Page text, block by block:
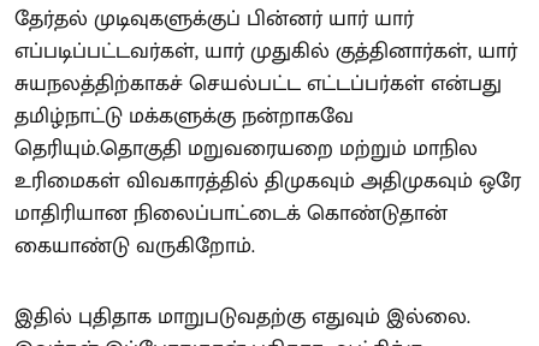
தேர்தல் முடிவுகளுக்குப் பின்னர் யார் யார்
எப்படிப்பட்டவர்கள், யார் முதுகில் குத்தினார்கள், யார்
சுயநலத்திற்காகச் செயல்பட்ட எட்டப்பர்கள் என்பது
தமிழ்நாட்டு மக்களுக்கு நன்றாகவே
தெரியும்.தொகுதி மறுவரையறை மற்றும் மாநில
உரிமைகள் விவகாரத்தில் திமுகவும் அதிமுகவும் ஒரே
மாதிரியான நிலைப்பாட்டைக் கொண்டுதான்
கையாண்டு வருகிறோம்.
இதில் புதிதாக மாறுபடுவதற்கு எதுவும் இல்லை.